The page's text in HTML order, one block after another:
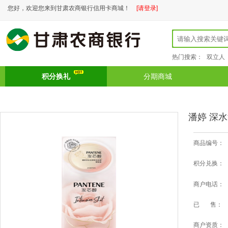
您好，欢迎您来到甘肃农商银行信用卡商城！ [请登录]
热门搜索： 双立人
积分换礼 分期商城
潘婷 深
商品编号：
积分兑换：
商户电话：
已 售：
商户资质：